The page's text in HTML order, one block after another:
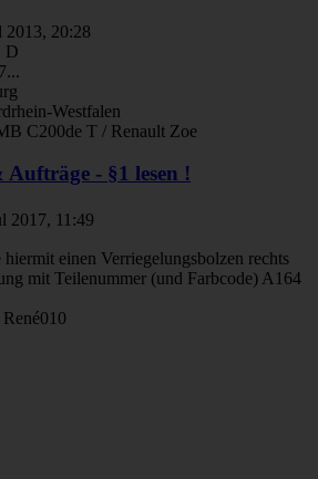
2013, 20:28
D
Westfalen
C200de T / Renault Zoe
Aufträge - §1 lesen !
2017, 11:49
einen Verriegelungsbolzen rechts
mit Teilenummer (und Farbcode) A164